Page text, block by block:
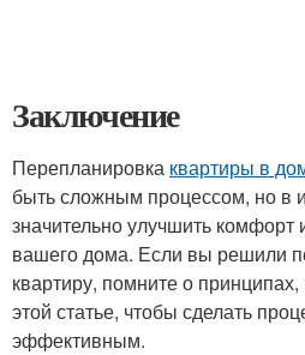
Заключение
Перепланировка квартиры в
быть сложным процессом, но в
значительно улучшить комфорт
вашего дома. Если вы решили
квартиру, помните о
этой статье, чтобы сделать
эффективным.